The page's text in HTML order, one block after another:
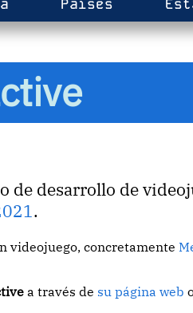
Paises
de desarrollo de
.
videojuego, concretamente
a través de su página web